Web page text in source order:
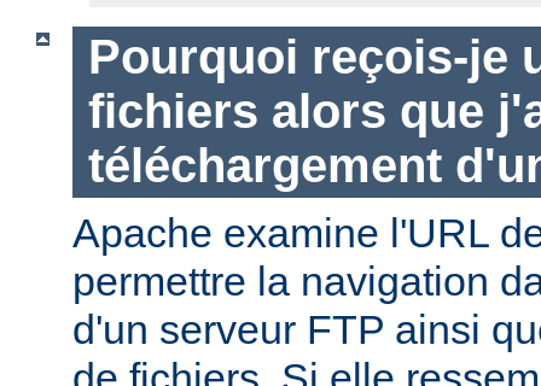
Pourquoi reçois-je
fichiers alors que
téléchargement
Apache examine l'URL
permettre la navigation
d'un serveur FTP ainsi